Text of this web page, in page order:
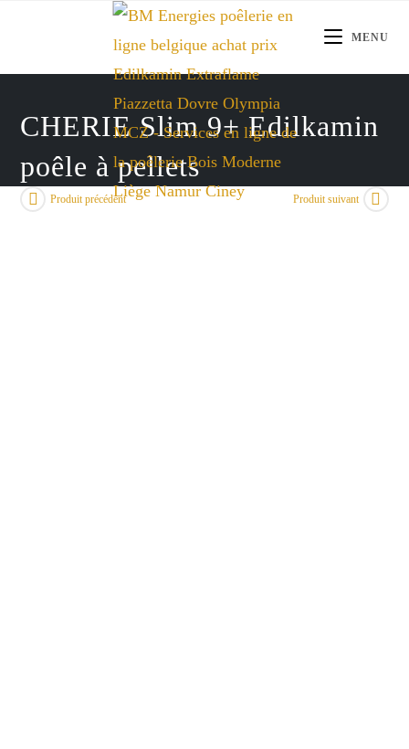
MENU
CHERIE Slim 9+ Edilkamin
poêle à pellets
Produit précédent Produit suivant